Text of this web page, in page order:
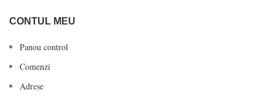
CONTUL MEU
Panou control
Comenzi
Adrese